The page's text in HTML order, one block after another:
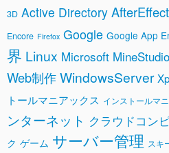
3D Active Directory
Encore Firefox Google Google App
界 Linux Microsoft MineStudio
Web制作WindowsServer
トールマニアックス インストールマ
ンターネット クラウドコン
ク ゲーム サーバー管理 スキ